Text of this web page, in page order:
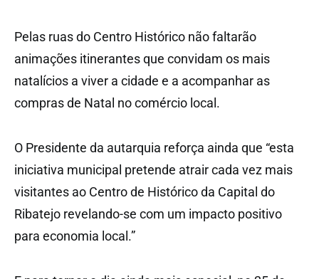
Pelas ruas do Centro Histórico não faltarão
animações itinerantes que convidam os mais
natalícios a viver a cidade e a acompanhar as
compras de Natal no comércio local.
O Presidente da autarquia reforça ainda que “esta
iniciativa municipal pretende atrair cada vez mais
visitantes ao Centro de Histórico da Capital do
Ribatejo revelando-se com um impacto positivo
para economia local.”